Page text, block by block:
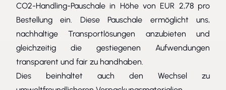
CO2-Handling-Pauschale in Höhe von EUR 2,78 pro
Bestellung ein. Diese Pauschale ermöglicht uns,
nachhaltige Transportlösungen anzubieten und
gleichzeitig die gestiegenen Aufwendungen
transparent und fair zu handhaben.
Dies beinhaltet auch den Wechsel zu